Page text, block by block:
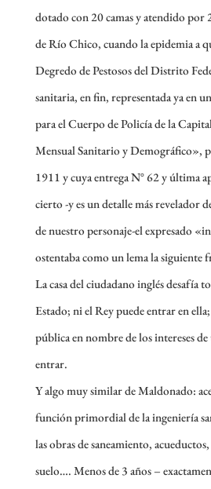
dotado con 20 camas y atendido por
de Río Chico, cuando la epidemia a
Degredo de Pestosos del Distrito
sanitaria, en fin, representada ya en
para el Cuerpo de Policía de la
Mensual Sanitario y Demográfico»,
1911 y cuya entrega N° 62 y última
cierto -y es un detalle más revelador
de nuestro personaje-el expresado
ostentaba como un lema la siguiente
La casa del ciudadano inglés desafía
Estado; ni el Rey puede entrar en
pública en nombre de los intereses
entrar.
Y algo muy similar de Maldonado:
función primordial de la ingeniería
las obras de saneamiento,
suelo…. Menos de 3 años –